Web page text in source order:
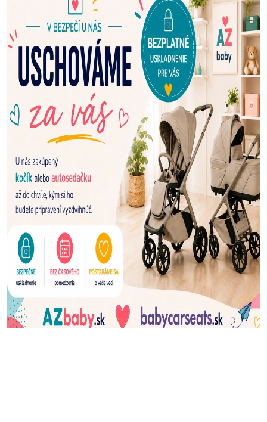
N
A
Š
U
P
R
E
D
A
J
Ň
U